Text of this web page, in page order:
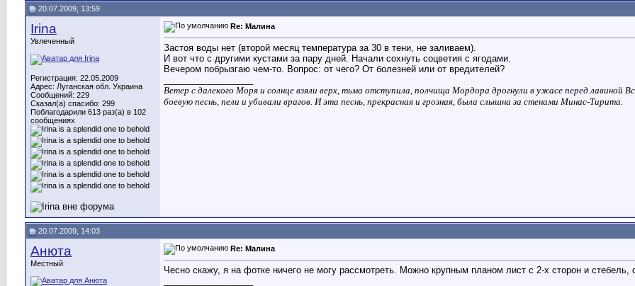
20.07.2009, 13:59
Irina
Увлеченный
Регистрация: 22.05.2009
Адрес: Луганская обл. Украина
Сообщений: 229
Сказал(а) спасибо: 299
Поблагодарили 613 раз(а) в 102
сообщениях
Re: Малина
Застоя воды нет (второй месяц температура за 30 в тени, не заливаем).
И вот что с другими кустами за пару дней. Начали сохнуть соцветия с ягодами.
Вечером побрызгаю чем-то. Вопрос: от чего? От болезней или от вредителей?
Ветер с далекого Моря и солнце взяли верх, тьма отступила, полчища Мордора дрогнули в ужасе перед лавиной
боевую песнь, пели и убивали врагов. И эта песнь, прекрасная и грозная, была слышна за стенами Минас-Тирита.
20.07.2009, 14:03
Анюта
Местный
Re: Малина
Чесно скажу, я на фотке ничего не могу рассмотреть. Можно крупным планом лист с 2-х сторон и стебель,